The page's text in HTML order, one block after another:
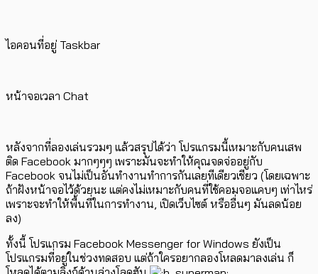
ไอคอนที่อยู่ Taskbar
หน้าจอเวลา Chat
หลังจากที่ลองเล่นรวมๆ แล้วสรุปได้ว่า โปรแกรมนี้เหมาะกับคนเสพ
ติด Facebook มากๆๆๆ เพราะมันจะทำให้คุณจดจ่ออยู่กับ
Facebook จนไม่เป็นอันทำงานทำการกันเลยทีเดียวเชียว (โดยเฉพาะ
ถ้าฝังหน้าจอไว้ด้วยนะ แต่คงไม่เหมาะกับคนที่ใช้คอมจอแคบๆ เท่าไหร่
เพราะจะทำให้พื้นที่ในการทำงาน, เปิดเว็บไซต์ หรืออื่นๆ มันลดน้อย
ลง)
ทั้งนี้ โปรแกรม Facebook Messenger for Windows ยังเป็น
โปรแกรมที่อยู่ในช่วงทดสอบ แต่ถ้าใครอยากลองโหลดมาลงเล่น ก็